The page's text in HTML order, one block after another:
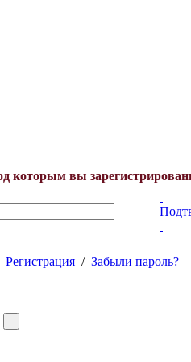
которым вы
Регистрация / Забыли пароль?